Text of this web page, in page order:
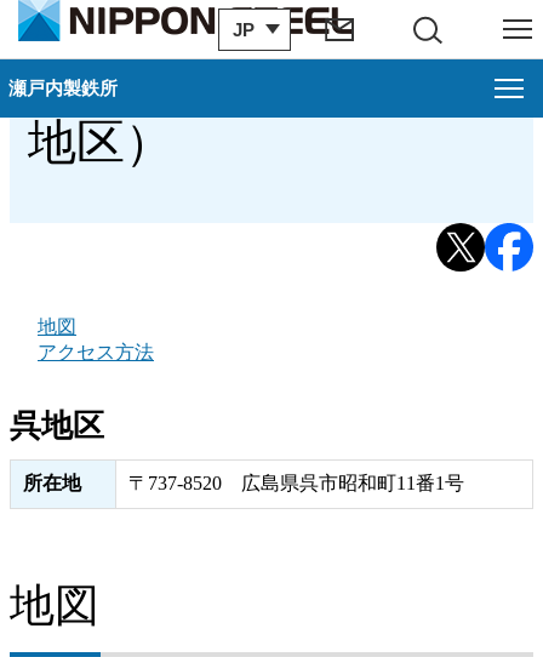
JP
サイト内検索 メニュー
瀬戸内製鉄所
瀬戸内製鉄所
広畑地区案内
阪神地区案内
アクセス・地図（呉
地区）
地図
アクセス方法
呉地区
所在地 〒737-8520 広島県呉市昭和町11番1号
地図